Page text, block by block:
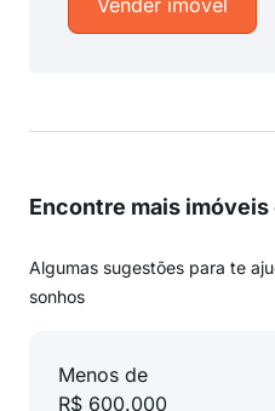
Vender imóvel
Encontre mais imóveis
Algumas sugestões para te
sonhos
Menos de
R$ 600.000